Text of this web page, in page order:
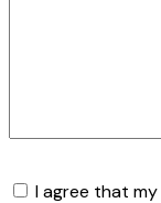
I agree that